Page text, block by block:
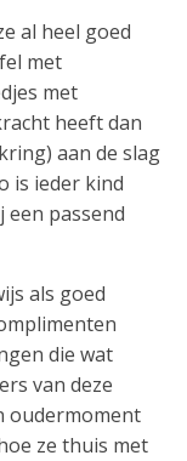
al heel goed
met
met
heeft dan
aan de slag
is ieder kind
passend
als goed
die wat
van deze
oudermoment
ze thuis met